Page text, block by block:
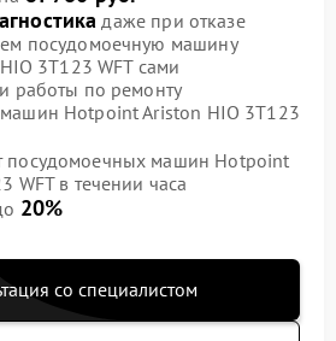
даже при отказе
посудомоечную машину
3T123 WFT сами
работы по ремонту
Hotpoint Ariston HIO 3T123
посудомоечных машин Hotpoint
WFT в течении часа
20%
со специалистом